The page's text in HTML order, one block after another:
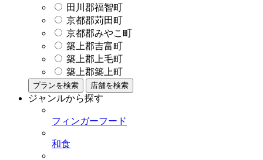
田川郡福智町
京都郡苅田町
京都郡みやこ町
築上郡吉富町
築上郡上毛町
築上郡築上町
プランを検索 店舗を検索
ジャンルから探す
フィンガーフード
和食